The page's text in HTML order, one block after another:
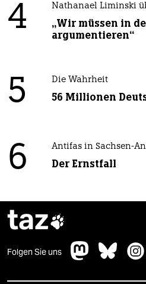
4 Nathanael Liminski
„Wir müssen in
argumentieren“
5 Die Wahrheit
56 Millionen
6 Antifas in Sachsen-
Der Ernstfall
taz
Folgen Sie uns